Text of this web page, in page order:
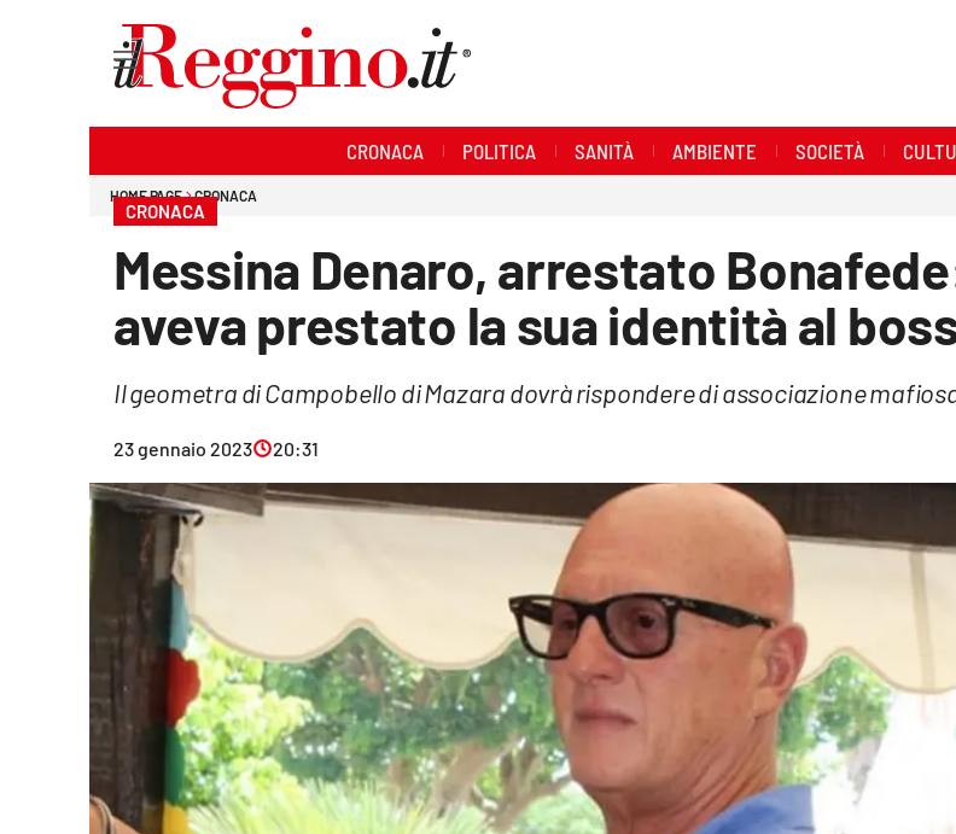
Economia e lavoro
Lac Network
CRONACA POLITICA SANITÀ AMBIENTE SOCIETÀ
HOME PAGE CRONACA
CRONACA
Messina Denaro, arrestato
aveva prestato la sua identità al
Il geometra di Campobello di Mazara dovrà rispondere di associazione
23 gennaio 2023 20:31